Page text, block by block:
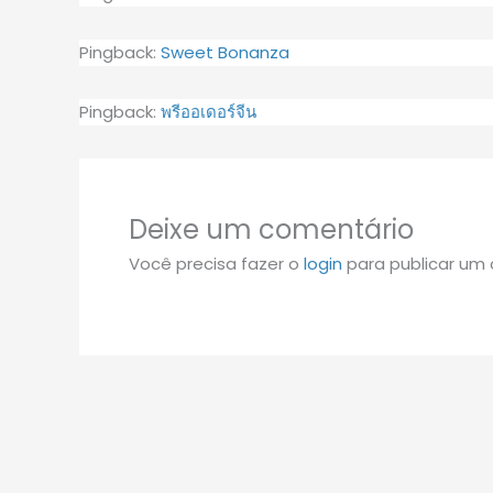
Pingback: Sweet Bonanza
Pingback: พรีออเดอร์จีน
Deixe um comentário
Você precisa fazer o login para publicar um